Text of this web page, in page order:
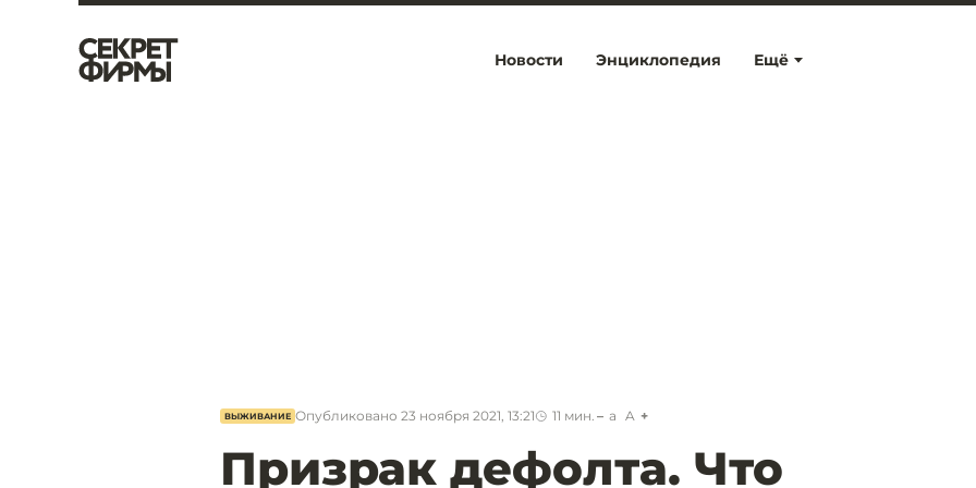
Ещё
Новости Энциклопедия
ВЫЖИВАНИЕ Опубликовано 23 ноября 2021, 13:21 11 мин. a A
Призрак дефолта. Что